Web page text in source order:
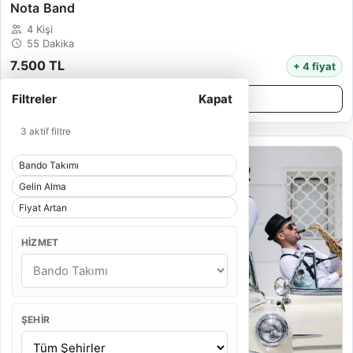
Filtreler Kapat
3 aktif filtre
Bando Takımı
Gelin Alma
Fiyat Artan
HIZMET
ŞEHIR
Nota Band
4 Kişi
55 Dakika
7.500 TL + 4 fiyat
Detayları İncele